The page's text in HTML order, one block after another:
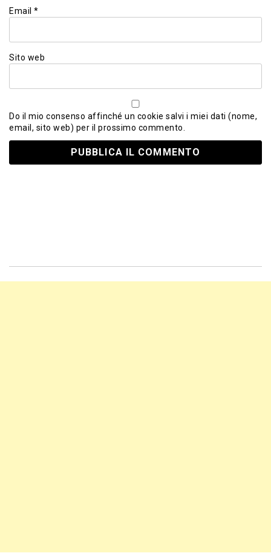
Email *
Sito web
Do il mio consenso affinché un cookie salvi i miei dati (nome,
email, sito web) per il prossimo commento.